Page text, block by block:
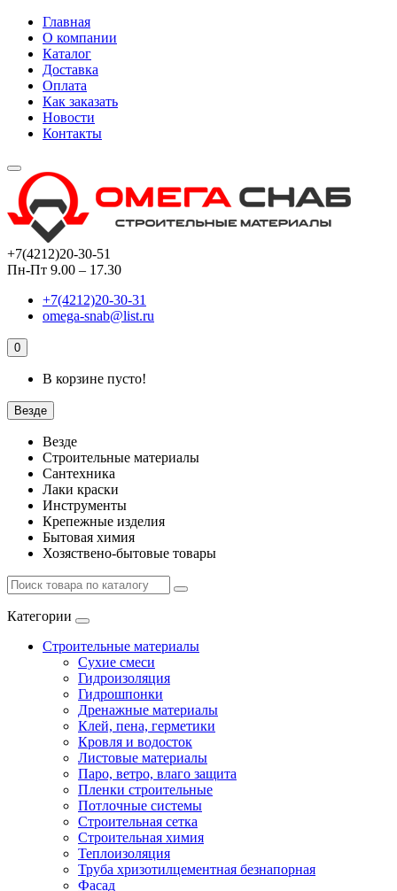
Главная
О компании
Каталог
Доставка
Оплата
Как заказать
Новости
Контакты
+7(4212)20-30-51
Пн-Пт 9.00 – 17.30
+7(4212)20-30-31
omega-snab@list.ru
0
В корзине пусто!
Везде
Везде
Строительные материалы
Сантехника
Лаки краски
Инструменты
Крепежные изделия
Бытовая химия
Хозяствено-бытовые товары
Категории
Строительные материалы
Сухие смеси
Гидроизоляция
Гидрошпонки
Дренажные материалы
Клей, пена, герметики
Кровля и водосток
Листовые материалы
Паро, ветро, влаго защита
Пленки строительные
Потлочные системы
Строительная сетка
Строительная химия
Теплоизоляция
Труба хризотилцементная безнапорная
Фасад